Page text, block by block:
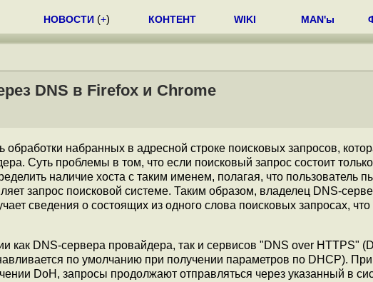
НОВОСТИ (+) КОНТЕНТ WIKI MAN'ы
DNS в Firefox и Chrome
обработки набранных в адресной строке поисковых запросов,
Суть проблемы в том, что если поисковый запрос состоит
наличие хоста с таким именем, полагая, что пользователь
запрос поисковой системе. Таким образом, владелец DNS-
сведения о состоящих из одного слова поисковых запросах,
как DNS-сервера провайдера, так и сервисов "DNS over HTTPS"
по умолчанию при получении параметров по DHCP).
DoH, запросы продолжают отправляться через указанный в